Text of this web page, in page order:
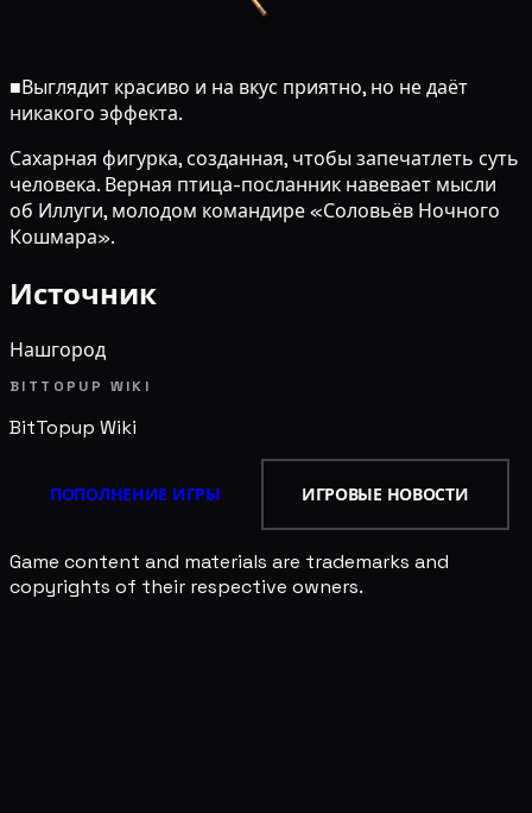
■Выглядит красиво и на вкус приятно, но не даёт
никакого эффекта.
Сахарная фигурка, созданная, чтобы запечатлеть суть
человека. Верная птица-посланник навевает мысли
об Иллуги, молодом командире «Соловьёв Ночного
Кошмара».
Источник
Нашгород
BITTOPUP WIKI
BitTopup Wiki
ПОПОЛНЕНИЕ ИГРЫ ИГРОВЫЕ НОВОСТИ
Game content and materials are trademarks and
copyrights of their respective owners.